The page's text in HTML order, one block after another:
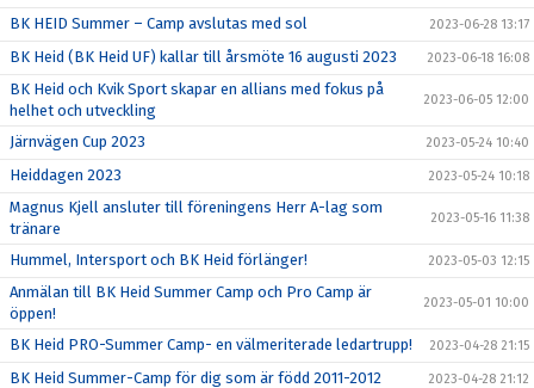
BK HEID Summer – Camp avslutas med sol 2023-06-28 13:17
BK Heid (BK Heid UF) kallar till årsmöte 16 augusti 2023 2023-06-18 16:08
BK Heid och Kvik Sport skapar en allians med fokus på
helhet och utveckling
2023-06-05 12:00
Järnvägen Cup 2023 2023-05-24 10:40
Heiddagen 2023 2023-05-24 10:18
Magnus Kjell ansluter till föreningens Herr A-lag som
tränare
2023-05-16 11:38
Hummel, Intersport och BK Heid förlänger! 2023-05-03 12:15
Anmälan till BK Heid Summer Camp och Pro Camp är
öppen!
2023-05-01 10:00
BK Heid PRO-Summer Camp- en välmeriterade ledartrupp! 2023-04-28 21:15
BK Heid Summer-Camp för dig som är född 2011-2012 2023-04-28 21:12